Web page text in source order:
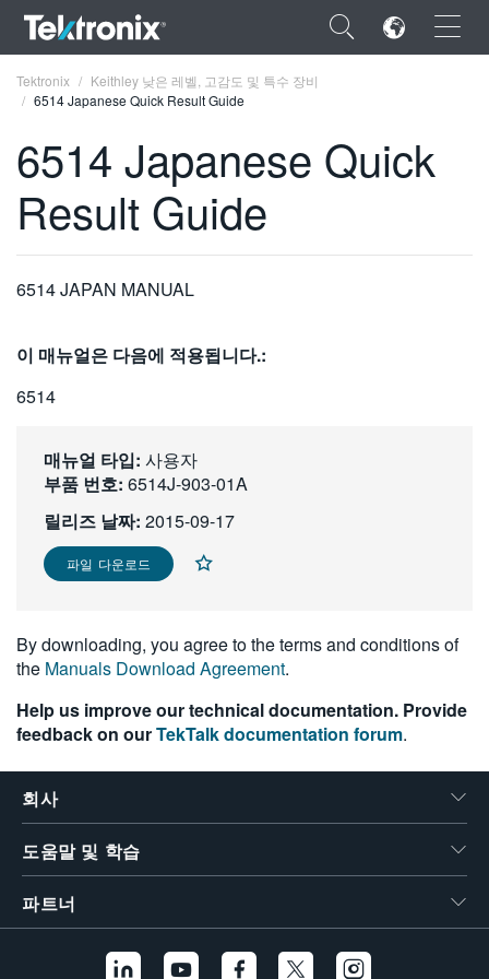
×
ENGLISH
FRANÇAIS
DEUTSCH
한국어
繁體中文
Tektronix
Keithley 낮은 레벨, 고감도 및 특수 장비
6514 Japanese Quick Result Guide
6514 Japanese Quick
Result Guide
6514 JAPAN MANUAL
이 매뉴얼은 다음에 적용됩니다.:
6514
매뉴얼 타입: 사용자
부품 번호: 6514J-903-01A
릴리즈 날짜: 2015-09-17
파일 다운로드
By downloading, you agree to the terms and conditions of
the Manuals Download Agreement.
Help us improve our technical documentation. Provide
feedback on ourTekTalk documentation forum.
회사
도움말 및 학습
파트너